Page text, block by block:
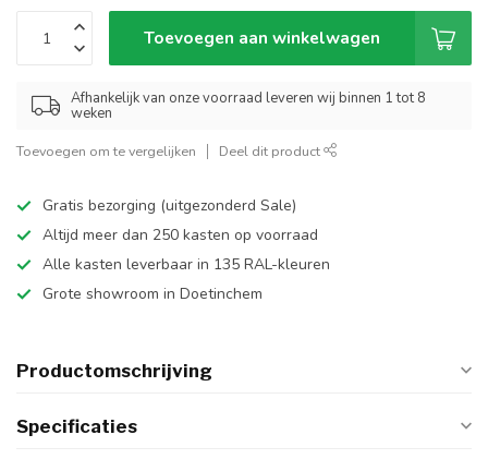
Toevoegen aan winkelwagen
Afhankelijk van onze voorraad leveren wij binnen 1 tot 8
weken
Toevoegen om te vergelijken Deel dit product
Gratis bezorging (uitgezonderd Sale)
Altijd meer dan 250 kasten op voorraad
Alle kasten leverbaar in 135 RAL-kleuren
Grote showroom in Doetinchem
Productomschrijving
Specificaties